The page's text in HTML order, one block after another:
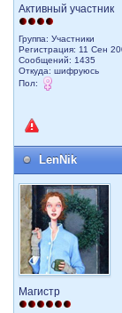
Активный участник
Группа: Участники
Регистрация: 11 Сен
Сообщений: 1435
Откуда: шифруюсь
Пол:
LenNik
Магистр